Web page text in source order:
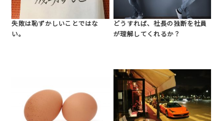
失敗は恥ずかしいことではな
い。
どうすれば、社長の独断を社員
が理解してくれるか？